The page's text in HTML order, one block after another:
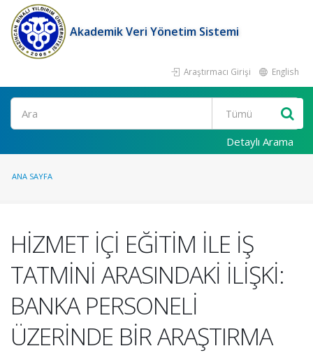
Akademik Veri Yönetim Sistemi
Araştırmacı Girişi English
Ara
Detaylı Arama
ANA SAYFA
HİZMET İÇİ EĞİTİM İLE İŞ
TATMİNİ ARASINDAKİ İLİŞKİ:
BANKA PERSONELİ
ÜZERİNDE BİR ARAŞTIRMA